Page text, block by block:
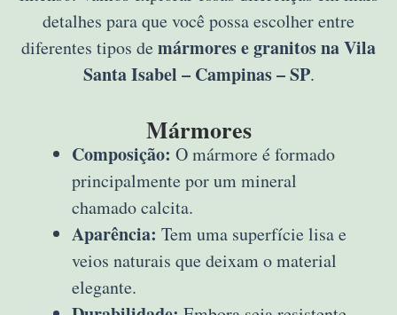
detalhes para que você possa escolher entre
diferentes tipos de mármores e granitos na Vila
Santa Isabel – Campinas – SP.
Mármores
Composição: O mármore é formado
principalmente por um mineral
chamado calcita.
Aparência: Tem uma superfície lisa e
veios naturais que deixam o material
elegante.